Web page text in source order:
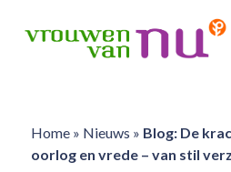
Home» Nieuws » Blog: De
oorlog en vrede – van stil